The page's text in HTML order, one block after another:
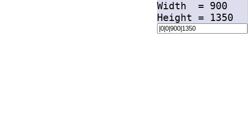
Width = 900
Height = 1350